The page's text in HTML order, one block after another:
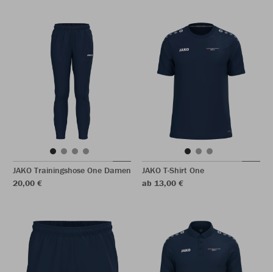
JAKO Trainingshose One Damen
20,00 €
JAKO T-Shirt One
ab 13,00 €